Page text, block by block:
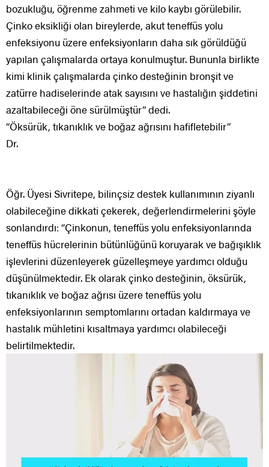
bozukluğu, öğrenme zahmeti ve kilo kaybı görülebilir.
Çinko eksikliği olan bireylerde, akut teneffüs yolu
enfeksiyonu üzere enfeksiyonların daha sık görüldüğü
yapılan çalışmalarda ortaya konulmuştur. Bununla birlikte
kimi klinik çalışmalarda çinko desteğinin bronşit ve
zatürre hadiselerinde atak sayısını ve hastalığın şiddetini
azaltabileceği öne sürülmüştür” dedi.
“Öksürük, tıkanıklık ve boğaz ağrısını hafifletebilir”
Dr.
Öğr. Üyesi Sivritepe, bilinçsiz destek kullanımının ziyanlı
olabileceğine dikkati çekerek, değerlendirmelerini şöyle
sonlandırdı: “Çinkonun, teneffüs yolu enfeksiyonlarında
teneffüs hücrelerinin bütünlüğünü koruyarak ve bağışıklık
işlevlerini düzenleyerek güzelleşmeye yardımcı olduğu
düşünülmektedir. Ek olarak çinko desteğinin, öksürük,
tıkanıklık ve boğaz ağrısı üzere teneffüs yolu
enfeksiyonlarının semptomlarını ortadan kaldırmaya ve
hastalık mühletini kısaltmaya yardımcı olabileceği
belirtilmektedir.